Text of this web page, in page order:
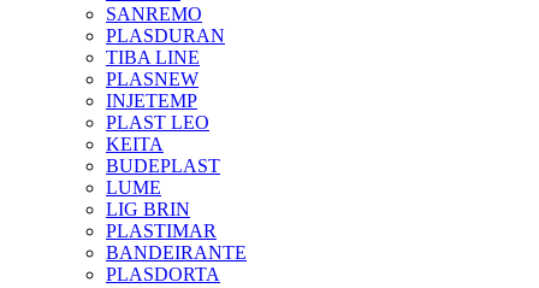
SANREMO
PLASDURAN
TIBA LINE
PLASNEW
INJETEMP
PLAST LEO
KEITA
BUDEPLAST
LUME
LIG BRIN
PLASTIMAR
BANDEIRANTE
PLASDORTA